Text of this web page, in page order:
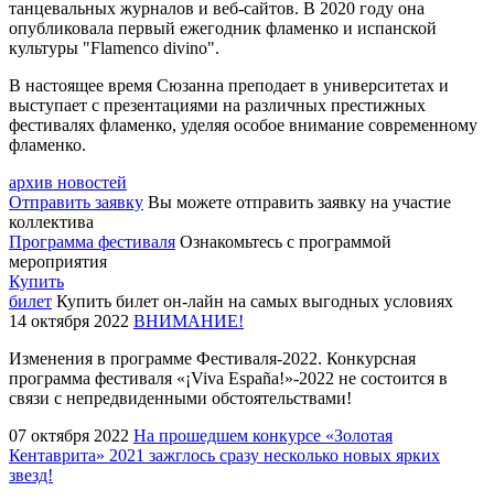
танцевальных журналов и веб-сайтов. В 2020 году она
опубликовала первый ежегодник фламенко и испанской
культуры "Flamenco divino".
В настоящее время Сюзанна преподает в университетах и
выступает с презентациями на различных престижных
фестивалях фламенко, уделяя особое внимание современному
фламенко.
архив новостей
Отправить заявку Вы можете отправить заявку на участие
коллектива
Программа фестиваля Ознакомьтесь с программой
мероприятия
Купить
билет Купить билет он-лайн на самых выгодных условиях
14 октября 2022 ВНИМАНИЕ!
Изменения в программе Фестиваля-2022. Конкурсная
программа фестиваля «¡Viva España!»-2022 не состоится в
связи с непредвиденными обстоятельствами!
07 октября 2022 На прошедшем конкурсе «Золотая
Кентаврита» 2021 зажглось сразу несколько новых ярких
звезд!